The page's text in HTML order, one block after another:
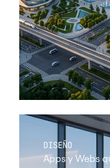
DISEÑO
Apps y Webs